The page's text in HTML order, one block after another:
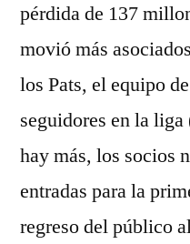
pérdida de 137
movió más
los Pats, el equipo
seguidores en la
hay más, los socios
entradas para la
regreso del público